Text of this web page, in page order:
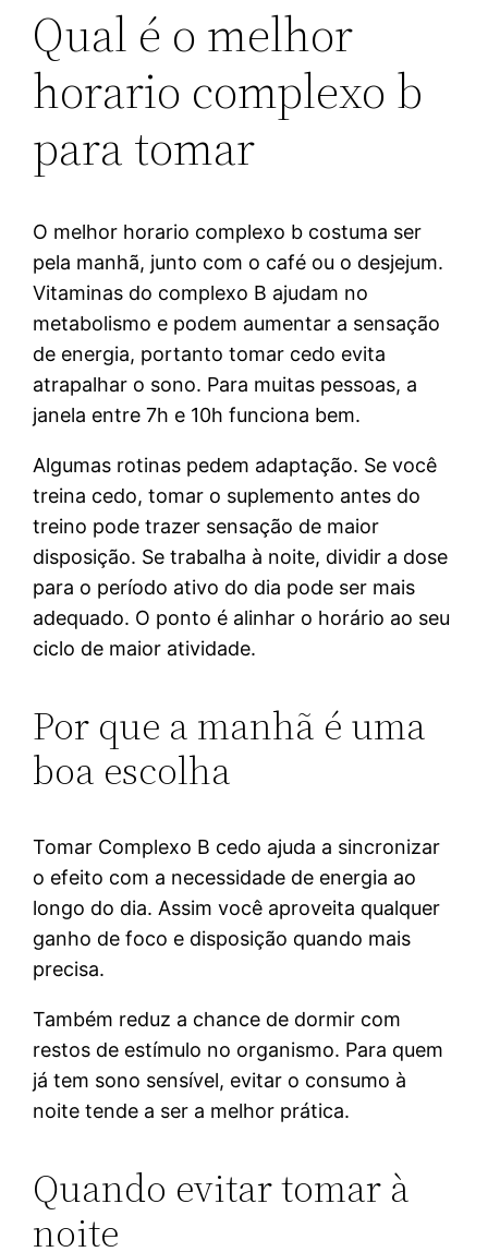
Qual é o melhor
horario complexo b
para tomar
O melhor horario complexo b costuma ser
pela manhã, junto com o café ou o desjejum.
Vitaminas do complexo B ajudam no
metabolismo e podem aumentar a sensação
de energia, portanto tomar cedo evita
atrapalhar o sono. Para muitas pessoas, a
janela entre 7h e 10h funciona bem.
Algumas rotinas pedem adaptação. Se você
treina cedo, tomar o suplemento antes do
treino pode trazer sensação de maior
disposição. Se trabalha à noite, dividir a dose
para o período ativo do dia pode ser mais
adequado. O ponto é alinhar o horário ao seu
ciclo de maior atividade.
Por que a manhã é uma
boa escolha
Tomar Complexo B cedo ajuda a sincronizar
o efeito com a necessidade de energia ao
longo do dia. Assim você aproveita qualquer
ganho de foco e disposição quando mais
precisa.
Também reduz a chance de dormir com
restos de estímulo no organismo. Para quem
já tem sono sensível, evitar o consumo à
noite tende a ser a melhor prática.
Quando evitar tomar à
noite